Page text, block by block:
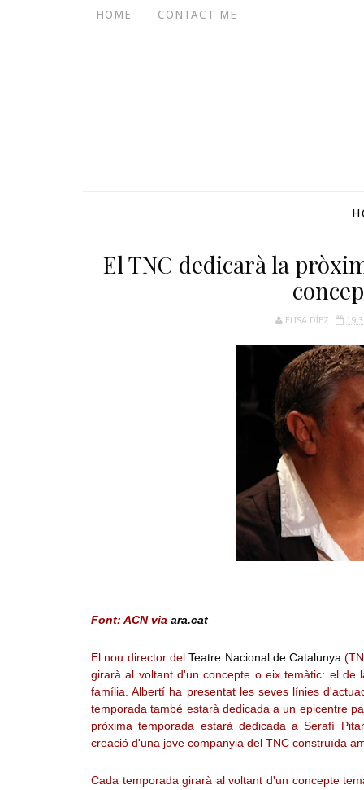
HOME CONTACT ME
El TNC dedicarà la
ELISA DÍEZ
Font: ACN via ara.cat
El nou director delTeatre Nacional de Catalunya
girarà al voltant d'un concepte o eix temàtic: el
família. Albertí ha presentat les seves línies
temporada també estarà dedicada a un epicentre
pròxima temporada estarà dedicada a Serafí
creació d'una jove companyia del TNC construïda
Cada temporada girarà al voltant d'un concepte